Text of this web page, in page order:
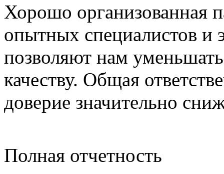
Хорошо организованная
опытных специалистов и
позволяют нам
качеству. Общая
доверие значительно
Полная отчетность